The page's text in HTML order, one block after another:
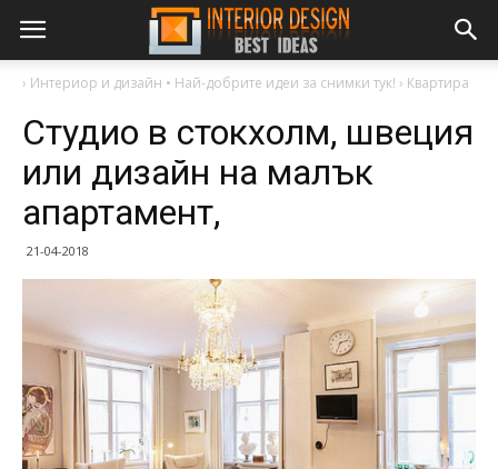
› Интериор и дизайн • Най-добрите идеи за снимки тук! › Квартира
Студио в стокхолм, швеция
или дизайн на малък
апартамент,
21-04-2018